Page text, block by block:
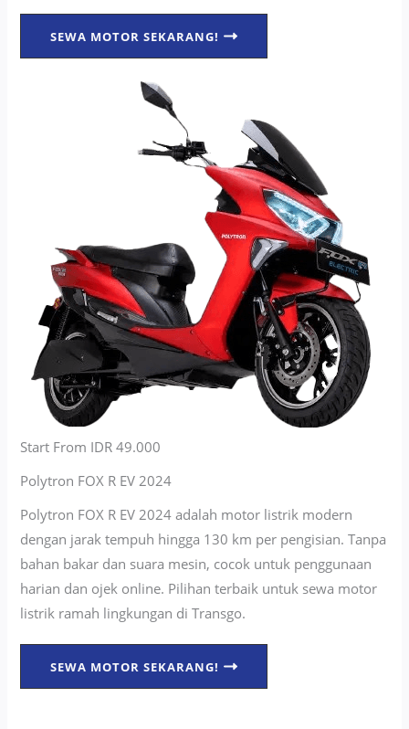
SEWA MOTOR SEKARANG!
Start From IDR 49.000
Polytron FOX R EV 2024
Polytron FOX R EV 2024 adalah motor listrik modern
dengan jarak tempuh hingga 130 km per pengisian. Tanpa
bahan bakar dan suara mesin, cocok untuk penggunaan
harian dan ojek online. Pilihan terbaik untuk sewa motor
listrik ramah lingkungan di Transgo.
SEWA MOTOR SEKARANG!